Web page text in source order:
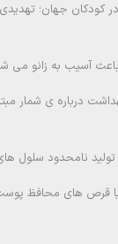
کودکان جهان؛
آسیب به زانو می
درباره ی شمار
نامحدود سلول
قرص های محافظ